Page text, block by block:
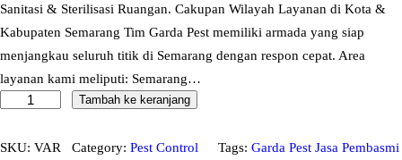
Sanitasi & Sterilisasi Ruangan. Cakupan Wilayah Layanan di Kota &
Kabupaten Semarang Tim Garda Pest memiliki armada yang siap
menjangkau seluruh titik di Semarang dengan respon cepat. Area
layanan kami meliputi: Semarang…
a
Tambah ke keranjang
SKU: VAR
Category: Pest Control
Tags: Garda Pest Jasa Pembasmi